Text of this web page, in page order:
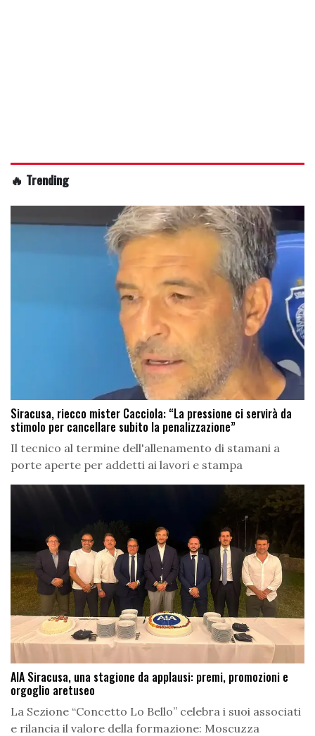
🔥 Trending
Siracusa, riecco mister Cacciola: “La pressione ci servirà da
stimolo per cancellare subito la penalizzazione”
Il tecnico al termine dell'allenamento di stamani a
porte aperte per addetti ai lavori e stampa
AIA Siracusa, una stagione da applausi: premi, promozioni e
orgoglio aretuseo
La Sezione “Concetto Lo Bello” celebra i suoi associati
e rilancia il valore della formazione: Moscuzza